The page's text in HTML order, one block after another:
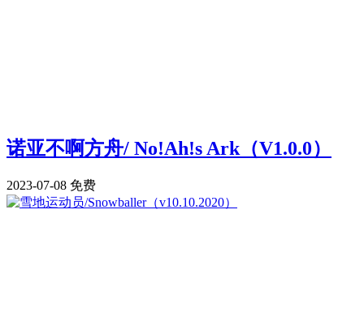
诺亚不啊方舟/ No!Ah!s Ark（V1.0.0）
2023-07-08 免费